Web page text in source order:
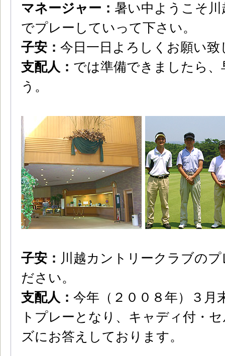
マネージャー： 暑い中ようこそ
でプレーしていって下さい。
子安： 今日一日よろしくお願い致
支配人： では準備できましたら
う。
子安： 川越カントリークラブの
ださい。
支配人： 今年（２００８年）３月
トプレーとなり、キャディ付・
ズにお答えしております。